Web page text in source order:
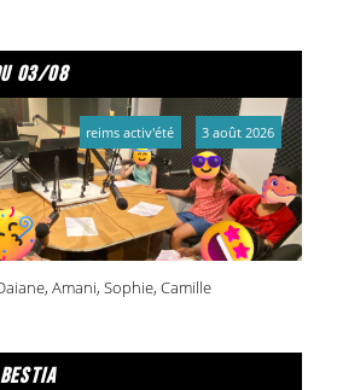
03/08
Amani, Sophie, Camille
reims activ'été 3 août 2026